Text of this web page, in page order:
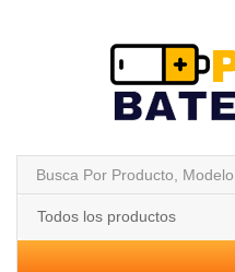
Todos los productos